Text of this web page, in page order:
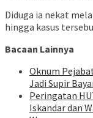
Diduga ia nekat
hingga kasus
Bacaan Lainnya
Oknum
Jadi Supir
Peringatan
Iskandar dan